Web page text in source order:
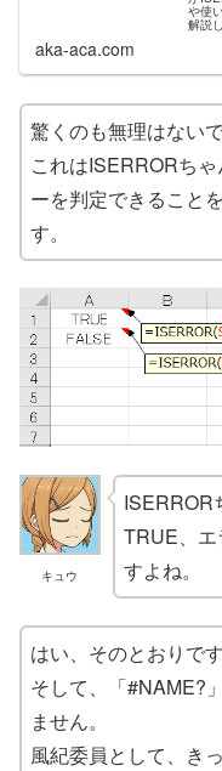
や使
解説
aka-aca.com
驚くのも無理はないで
これはISERRORち
ーを判定できること
す。
キュウ
ISERROR
TRUE、
すよね。
はい、そのとおりです
そして、「#NAME?
ません。
風紀委員として、き